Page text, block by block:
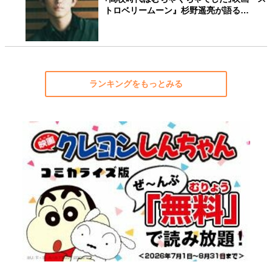
トロベリームーン』杉野遥亮が語る…
ランキングをもっとみる